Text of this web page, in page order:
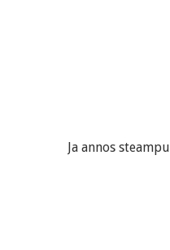
Ja annos